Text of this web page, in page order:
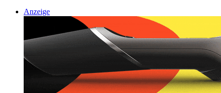
Anzeige